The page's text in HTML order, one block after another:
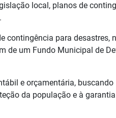
local, planos de
contingência para desastres,
de um Fundo Municipal de
e orçamentária, buscando
da população e à